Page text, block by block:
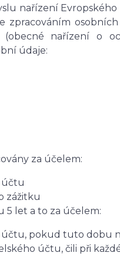
nařízení
zpracováním
nařízení o
údaje:
za účelem:
účtu
zážitku
5 let a to za účelem:
účtu, pokud tuto dobu
účtu, čili při